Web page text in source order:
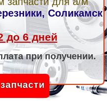
Соликамск
до 6 дней
при получении.